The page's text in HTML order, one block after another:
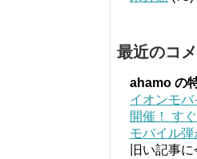
最近のコ
ahamo の
イオンモ
開催！ す
モバイル
旧い記事